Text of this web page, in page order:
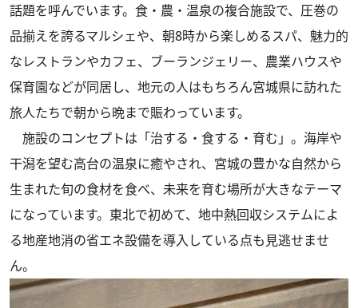
話題を呼んでいます。食・農・温泉の複合施設で、圧巻の
品揃えを誇るマルシェや、朝8時から楽しめるスパ、魅力的
なレストランやカフェ、ブーランジェリー、農業ハウスや
保育園などが同居し、地元の人はもちろん宮城県に訪れた
旅人たちで朝から晩まで賑わっています。
施設のコンセプトは「治する・食する・育む」。海岸や
干潟を望む高台の温泉に癒やされ、宮城の豊かな自然から
生まれた旬の食材を食べ、未来を育む場所が大きなテーマ
になっています。東北で初めて、地中熱回収システムによ
る地産地消の省エネ設備を導入している点も見逃せませ
ん。